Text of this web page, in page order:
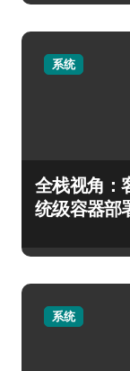
系统
全栈视角：
统级容器部
系统